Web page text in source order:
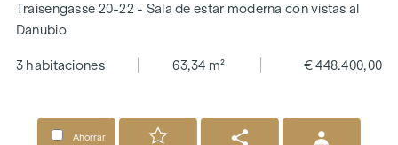
Traisengasse 20-22 - Sala de estar moderna con vistas al
Danubio
3 habitaciones 63,34 m² € 448.400,00
Ahorrar